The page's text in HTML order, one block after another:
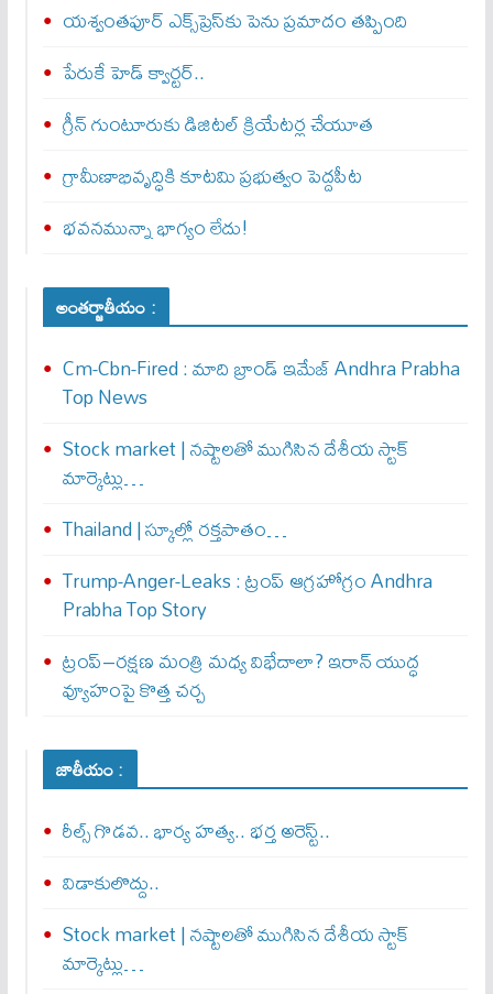
యశ్వంతపూర్ ఎక్స్‌ప్రెస్‌కు పెను ప్రమాదం తప్పింది
పేరుకే హెడ్ క్వార్టర్..
గ్రీన్ గుంటూరుకు డిజిటల్ క్రియేటర్ల చేయూత
గ్రామీణాభివృద్ధికి కూటమి ప్రభుత్వం పెద్దపీట
భవనమున్నా భాగ్యం లేదు!
అంతర్జాతీయం :
Cm-Cbn-Fired : మాది బ్రాండ్ ఇమేజ్ Andhra Prabha
Top News
Stock market | నష్టాలతో ముగిసిన దేశీయ స్టాక్
మార్కెట్లు…
Thailand | స్కూల్లో రక్తపాతం…
Trump-Anger-Leaks : ట్రంప్ ఆగ్ర‌హోగ్రం Andhra
Prabha Top Story
ట్రంప్–రక్షణ మంత్రి మధ్య విభేదాలా? ఇరాన్ యుద్ధ
వ్యూహంపై కొత్త చర్చ
జాతీయం :
రీల్స్ గొడవ.. భార్య హత్య.. భర్త అరెస్ట్..
విడాకులొద్దు..
Stock market | నష్టాలతో ముగిసిన దేశీయ స్టాక్
మార్కెట్లు…